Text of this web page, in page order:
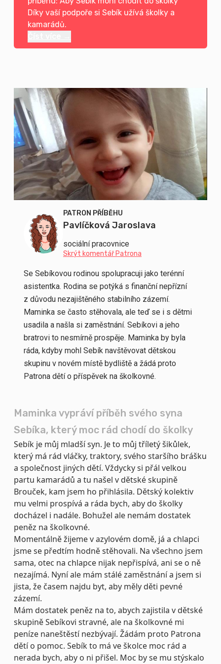
Díky vaší podpoře si Sebík užívá školky a
kamarádů.
PATRON PŘÍBĚHU
Pavlíčková Jaroslava
sociální pracovnice
Skrýt komentář Patrona
Se Sebíkovou rodinou spolupracuji jako terénní
asistentka. Rodina se potýká s finanční nepřízní
z důvodu nezajištěného stabilního zázemí.
Maminka se často stěhovala, ale teď se i s dětmi
usadila a našla si zaměstnání. Sebíkovi a jeho
bratrovi to nesmírně prospěje. Maminka by byla
ráda, kdyby mohl Sebík navštěvovat dětskou
skupinu v novém místě bydliště a žádá proto
Patrona dětí o příspěvek na školkovné.
Maminka vypráví příběh svého syna
Sebíka, který moc rád chodí do školky
Sebík je můj mladší syn. Je to můj tříletý šikůlek,
který má rád vláčky, traktory, svého staršího brášku
a společnost jiných dětí. Vždycky si přál velkou
partu kamarádů a tu našel v dětské skupině
Brouček, kam jsem ho přihlásila. Dětský kolektiv
mu velmi prospívá a ráda bych, aby do školky
docházel i nadále. Bohužel ale nemám dostatek
peněz na školkovné.
Momentálně žijeme v azylovém domě, já a chlapci
jsme se předtím hodně stěhovali. Na všechno jsem
sama, otec na chlapce nijak nepřispívá, ani se o ně
nezajímá. Nyní ale mám stálé zaměstnání a jsem si
jista, že časem najdu byt, aby měly děti pevné
zázemí.
Mám dostatek peněz na to, abych zajistila v dětské
skupině Sebíkovi stravné, ale na školkovné mi
peníze naneštěstí nezbývají. Žádám proto Patrona
dětí o pomoc. Sebík to má ve školce moc rád a
nerada bych, aby o ni přišel. Moc by se mu stýskalo